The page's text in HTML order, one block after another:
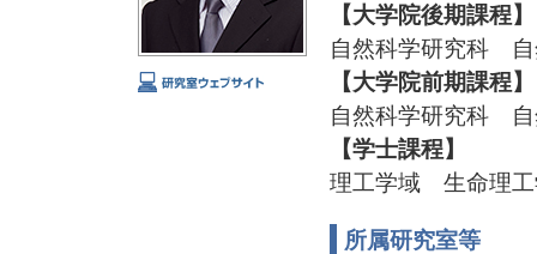
【大学院後期課程】
自然科学研究科 自
【大学院前期課程】
自然科学研究科 自
【学士課程】
理工学域 生命理
所属研究室等